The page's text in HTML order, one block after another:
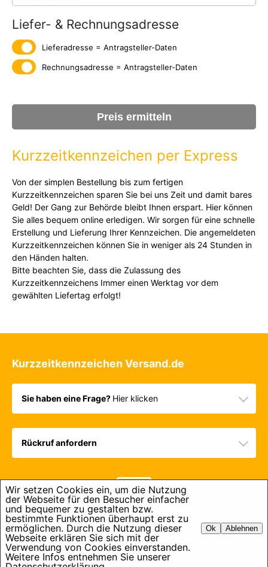
Liefer- & Rechnungsadresse
Lieferadresse = Antragsteller-Daten
Rechnungsadresse = Antragsteller-Daten
Preis ermitteln
Kurzzeitkennzeichen per Express
Von der simplen Bestellung bis zum fertigen
Kurzzeitkennzeichen sparen Sie bei uns Zeit und damit bares
Geld! Der Gang zur Behörde bleibt Ihnen erspart. Hier können
Sie alles bequem online erledigen. Wir sorgen für eine schnelle
Erstellung und Lieferung Ihrer Kennzeichen. Die angemeldeten
Kurzzeitkennzeichen können Sie in weniger als 24 Stunden in
den Händen halten.
Bitte beachten Sie, dass die Zulassung des
Kurzzeitkennzeichens Immer einen Werktag vor dem
gewählten Liefertag erfolgt!
Kurzzeitkennzeichen Versand.de
Sie haben eine Frage? Hier klicken
Rückruf anfordern
Copyright Kurzzeitkennzeichen-Versand.de 2022
Home Impressum Datenschutz
Wir setzen Cookies ein, um die Nutzung
der Webseite für den Besucher einfacher
und bequemer zu gestalten bzw.
bestimmte Funktionen überhaupt erst zu
ermöglichen. Durch die Nutzung dieser
Webseite erklären Sie sich mit der
Verwendung von Cookies einverstanden.
Weitere Infos entnehmen Sie unserer
Ok Ablehnen